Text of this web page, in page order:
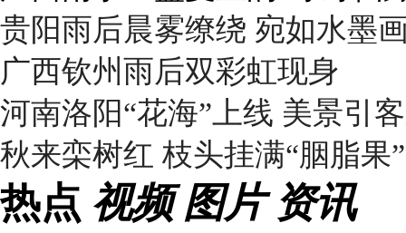
贵阳雨后晨雾缭绕 宛如水墨
广西钦州雨后双彩虹现身
河南洛阳“花海”上线 美景引
秋来栾树红 枝头挂满“胭脂果”
热点 视频 图片 资讯